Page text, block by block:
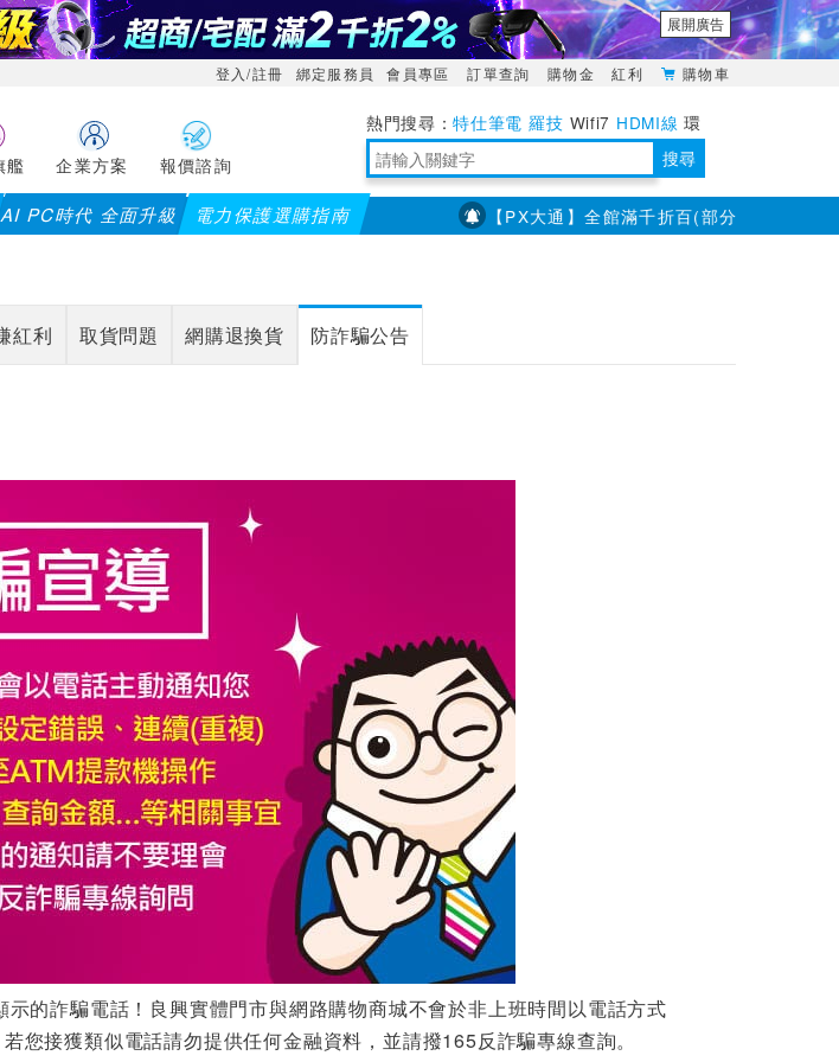
展開廣告
登入/註冊 綁定服務員 會員專區 訂單查詢 購物金 紅利 購物車
艦 企業方案 報價諮詢
特仕筆電 羅技 Wifi7 HDMI線 環
境量測 明緯POWER 搜尋
PC時代 全面升級 電力保護選購指南 【PX大通】全館滿千折百(部分品項不適用
紅利 取貨問題 網購退換貨 防詐騙公告
的詐騙電話！良興實體門市與網路購物商城不會於非上班時間以電話方式
您接獲類似電話請勿提供任何金融資料，並請撥165反詐騙專線查詢。